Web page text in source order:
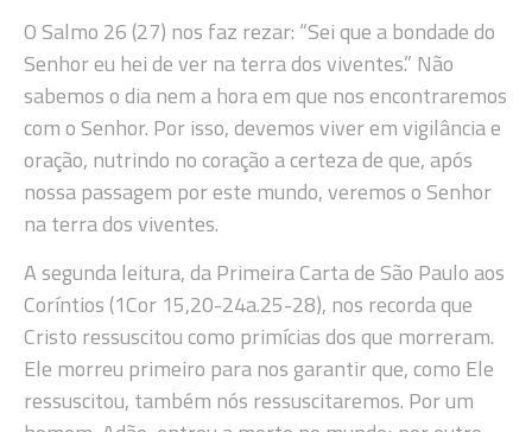
O Salmo 26 (27) nos faz rezar: “Sei que a bondade do
Senhor eu hei de ver na terra dos viventes.” Não
sabemos o dia nem a hora em que nos encontraremos
com o Senhor. Por isso, devemos viver em vigilância e
oração, nutrindo no coração a certeza de que, após
nossa passagem por este mundo, veremos o Senhor
na terra dos viventes.
A segunda leitura, da Primeira Carta de São Paulo aos
Coríntios (1Cor 15,20-24a.25-28), nos recorda que
Cristo ressuscitou como primícias dos que morreram.
Ele morreu primeiro para nos garantir que, como Ele
ressuscitou, também nós ressuscitaremos. Por um